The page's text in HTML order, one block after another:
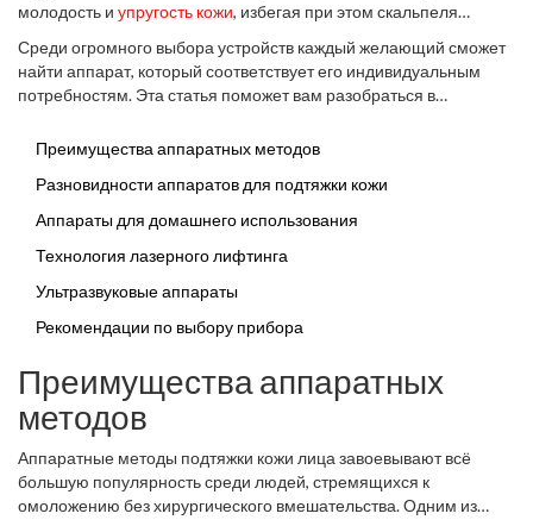
молодость и упругость кожи, избегая при этом скальпеля
лица становятся всё более доступными и действенными.
Среди огромного выбора устройств каждый желающий сможет
найти аппарат, который соответствует его индивидуальным
потребностям. Эта статья поможет вам разобраться в
подходящий.
Преимущества аппаратных методов
Разновидности аппаратов для подтяжки кожи
Аппараты для домашнего использования
Технология лазерного лифтинга
Ультразвуковые аппараты
Рекомендации по выбору прибора
Преимущества аппаратных
методов
Аппаратные методы подтяжки кожи лица завоевывают всё
большую популярность среди людей, стремящихся к
омоложению без хирургического вмешательства. Одним из